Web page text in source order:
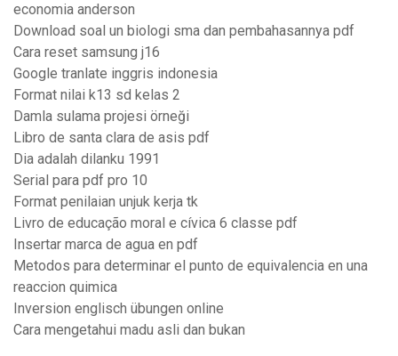
economia anderson
Download soal un biologi sma dan pembahasannya pdf
Cara reset samsung j16
Google tranlate inggris indonesia
Format nilai k13 sd kelas 2
Damla sulama projesi örneği
Libro de santa clara de asis pdf
Dia adalah dilanku 1991
Serial para pdf pro 10
Format penilaian unjuk kerja tk
Livro de educação moral e cívica 6 classe pdf
Insertar marca de agua en pdf
Metodos para determinar el punto de equivalencia en una
reaccion quimica
Inversion englisch übungen online
Cara mengetahui madu asli dan bukan